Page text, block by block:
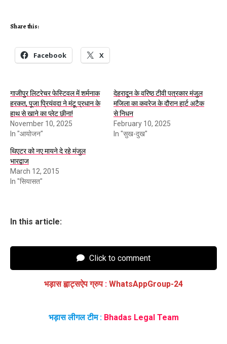
Share this:
Facebook X
गाजीपुर लिटरेचर फेस्टिवल में शर्मनाक
हरकत, पूजा प्रियंवदा ने मंटू प्रधान के
हाथ से खाने का प्लेट छीना!
November 10, 2025
In "आयोजन"
देहरादून के वरिष्ठ टीवी पत्रकार मंजुल
मजिला का कवरेज के दौरान हार्ट अटैक
से निधन
February 10, 2025
In "सुख-दुख"
थिएटर को नए मायने दे रहे मंजुल
भारद्वाज
March 12, 2015
In "सियासत"
In this article:
Click to comment
भड़ास ह्वाट्सऐप ग्रुप : WhatsAppGroup-24
भड़ास लीगल टीम : Bhadas Legal Team